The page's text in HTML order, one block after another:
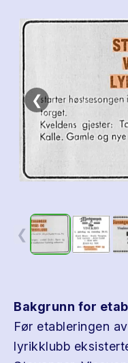
❮
❮
Bakgrunn for
Før etableringen
lyrikklubb